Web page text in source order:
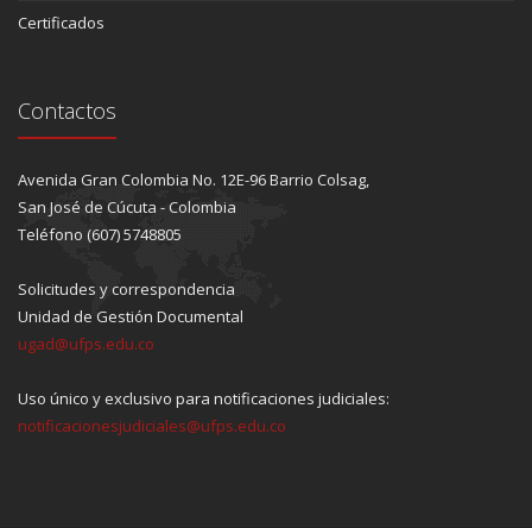
Certificados
Contactos
Avenida Gran Colombia No. 12E-96 Barrio Colsag,
San José de Cúcuta - Colombia
Teléfono (607) 5748805
Solicitudes y correspondencia
Unidad de Gestión Documental
ugad@ufps.edu.co
Uso único y exclusivo para notificaciones judiciales:
notificacionesjudiciales@ufps.edu.co